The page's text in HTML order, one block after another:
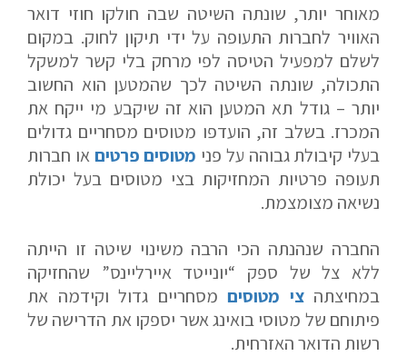
מאוחר יותר, שונתה השיטה שבה חולקו חוזי דואר
האוויר לחברות התעופה על ידי תיקון לחוק. במקום
לשלם למפעיל הטיסה לפי מרחק בלי קשר למשקל
התכולה, שונתה השיטה לכך שהמטען הוא החשוב
יותר – גודל תא המטען הוא זה שיקבע מי ייקח את
המכרז. בשלב זה, הועדפו מטוסים מסחריים גדולים
בעלי קיבולת גבוהה על פני מטוסים פרטיםאו חברות
תעופה פרטיות המחזיקות בצי מטוסים בעל יכולת
נשיאה מצומצמת.
החברה שנהנתה הכי הרבה משינוי שיטה זו הייתה
ללא צל של ספק “יונייטד איירליינס” שהחזיקה
במחיצתהצי מטוסים מסחריים גדול וקידמה את
פיתוחם של מטוסי בואינג אשר יספקו את הדרישה של
רשות הדואר האזרחית.